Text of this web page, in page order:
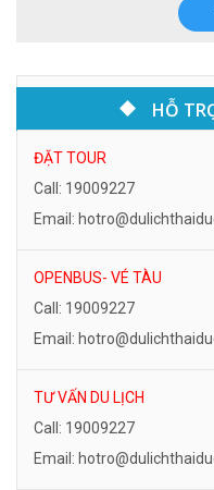
HỖ
ĐẶT TOUR
Call: 19009227
Email:
OPENBUS- VÉ TÀU
Call: 19009227
Email:
TƯ VẤN DU LỊCH
Call: 19009227
Email: